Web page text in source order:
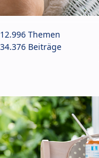
12.996 Themen
34.376 Beiträge